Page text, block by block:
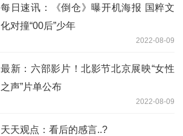
每日速讯：《倒仓》曝开机海报 国粹文
化对撞“00后”少年
2022-08-09
最新：六部影片！北影节北京展映“女性
之声”片单公布
2022-08-09
天天观点：看后的感言..?